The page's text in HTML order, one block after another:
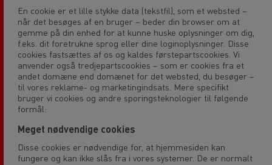
En cookie er et lille stykke data (tekstfil), som et websted –
når det besøges af en bruger – beder din browser om at
gemme på din enhed for at kunne huske oplysninger om dig,
f.eks. dit foretrukne sprog eller dine loginoplysninger. Disse
cookies fastsættes af os og kaldes førstepartscookies. Vi
anvender også tredjepartscookies – som er cookies fra et
andet domæne end domænet for det websted, du besøger –
til vores reklame- og marketingindsats. Mere specifikt
bruger vi cookies og andre sporingsteknologier til følgende
formål:
Meget nødvendige cookies
Disse cookies er nødvendige for, at hjemmesiden kan
fungere og kan ikke slås fra i vores systemer. De er normalt